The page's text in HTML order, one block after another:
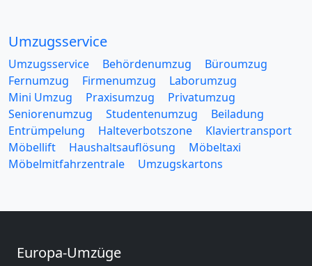
Umzugsservice
Umzugsservice Behördenumzug
Büroumzug
Fernumzug
Firmenumzug
Laborumzug
Mini Umzug
Praxisumzug
Privatumzug
Seniorenumzug
Studentenumzug
Beiladung
Entrümpelung
Halteverbotszone
Klaviertransport
Möbellift
Haushaltsauflösung
Möbeltaxi
Möbelmitfahrzentrale
Umzugskartons
Europa-Umzüge